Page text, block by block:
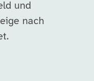
und
nach